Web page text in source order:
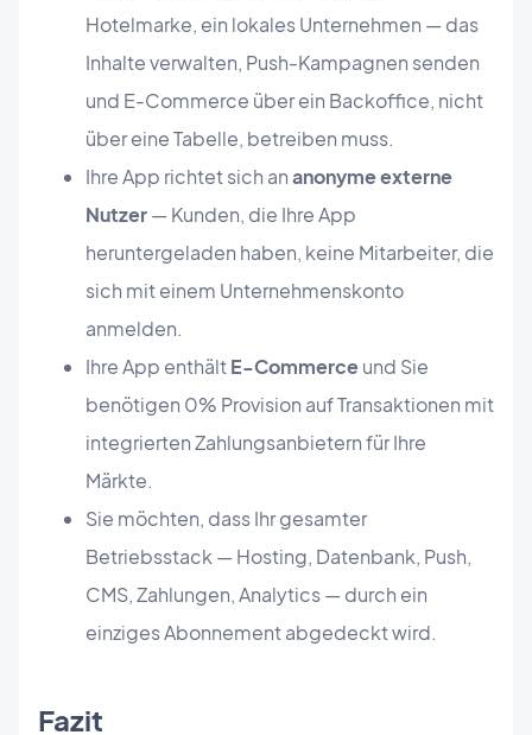
Hotelmarke, ein lokales Unternehmen — das
Inhalte verwalten, Push-Kampagnen senden
und E-Commerce über ein Backoffice, nicht
über eine Tabelle, betreiben muss.
Ihre App richtet sich ananonyme externe
Nutzer— Kunden, die Ihre App
heruntergeladen haben, keine Mitarbeiter, die
sich mit einem Unternehmenskonto
anmelden.
Ihre App enthältE-Commerceund Sie
benötigen 0% Provision auf Transaktionen mit
integrierten Zahlungsanbietern für Ihre
Märkte.
Sie möchten, dass Ihr gesamter
Betriebsstack — Hosting, Datenbank, Push,
CMS, Zahlungen, Analytics — durch ein
einziges Abonnement abgedeckt wird.
Fazit